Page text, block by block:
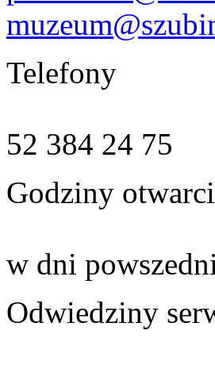
Telefony
52 384 24 75
Godziny
w dni
Odwiedziny